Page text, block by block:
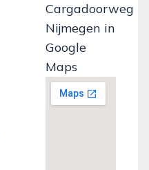
Cargadoorweg
Nijmegen in
Google
Maps